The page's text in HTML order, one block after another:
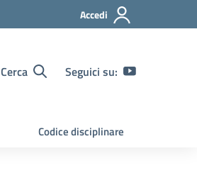
Accedi
Cerca Seguici su:
Codice disciplinare